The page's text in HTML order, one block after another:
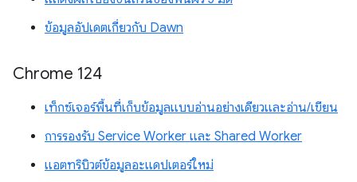
ข้อมูลอัปเดตเกี่ยวกับ Dawn
Chrome 124
เท็กซ์เจอร์พื้นที่เก็บข้อมูลแบบอ่านอย่างเดียวและอ่าน/เขียน
การรองรับ Service Worker และ Shared Worker
แอตทริบิวต์ข้อมูลอะแดปเตอร์ใหม่